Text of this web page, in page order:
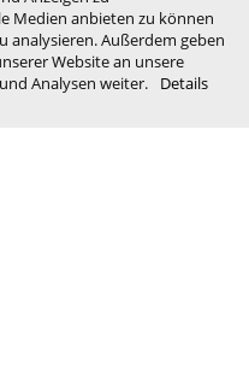
Medien anbieten zu können
analysieren. Außerdem geben
Website an unsere
Analysen weiter.
Details